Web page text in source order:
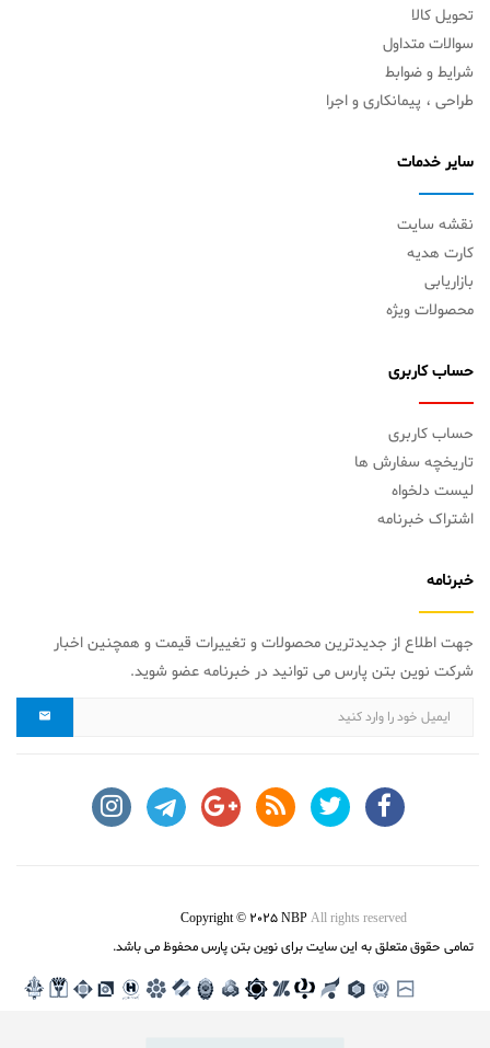
تحویل کالا
سوالات متداول
شرایط و ضوابط
طراحی ، پیمانکاری و اجرا
سایر خدمات
نقشه سایت
کارت هدیه
بازاریابی
محصولات ویژه
حساب کاربری
حساب کاربری
تاریخچه سفارش ها
لیست دلخواه
اشتراک خبرنامه
خبرنامه
جهت اطلاع از جدیدترین محصولات و تغییرات قیمت و همچنین اخبار
شرکت نوین بتن پارس می توانید در خبرنامه عضو شوید.
Copyright © 2025 NBPAll rights reserved
تمامی حقوق متعلق به این سایت برای نوین بتن پارس محفوظ می باشد.